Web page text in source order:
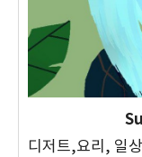
디저트,요리, 일